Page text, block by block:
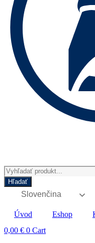
Products
search
Hľadať
Slovenčina
Úvod Eshop
0,00 € 0 Cart